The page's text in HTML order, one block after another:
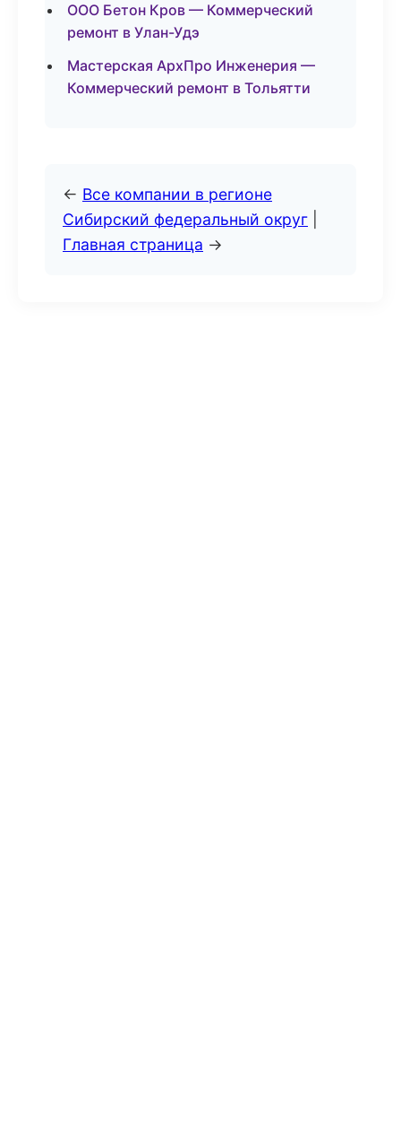
ООО Бетон Кров — Коммерческий
ремонт в Улан-Удэ
Мастерская АрхПро Инженерия —
Коммерческий ремонт в Тольятти
← Все компании в регионе
Сибирский федеральный округ
Главная страница →